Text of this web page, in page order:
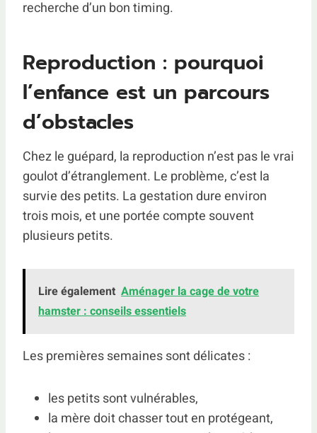
recherche d’un bon timing.
Reproduction : pourquoi
l’enfance est un parcours
d’obstacles
Chez le guépard, la reproduction n’est pas le vrai
goulot d’étranglement. Le problème, c’est la
survie des petits. La gestation dure environ
trois mois, et une portée compte souvent
plusieurs petits.
Lire également Aménager la cage de votre
hamster : conseils essentiels
Les premières semaines sont délicates :
les petits sont vulnérables,
la mère doit chasser tout en protégeant,